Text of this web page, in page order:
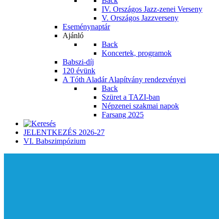
IV. Országos Jazz-zenei Verseny
V. Országos Jazzverseny
Eseménynaptár
Ajánló
Back
Koncertek, programok
Babszi-díj
120 évünk
A Tóth Aladár Alapítvány rendezvényei
Back
Szüret a TAZI-ban
Népzenei szakmai napok
Farsang 2025
JELENTKEZÉS 2026-27
VI. Babszimpózium